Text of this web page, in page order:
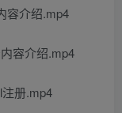
容介绍.mp4
容介绍.mp4
册.mp4